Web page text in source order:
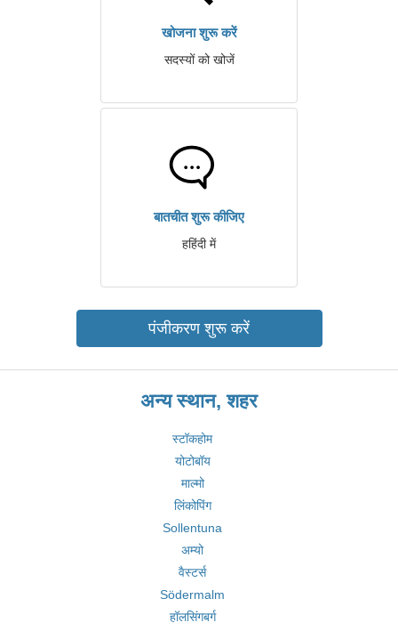
खोजना शुरू करें
सदस्यों को खोजें
बातचीत शुरू कीजिए
हहिंदी में
पंजीकरण शुरू करें
अन्य स्थान, शहर
स्टॉकहोम
योटोबॉय
माल्मो
लिंकोपिंग
Sollentuna
अम्यो
वैस्टर्स
Södermalm
हॉलसिंगबर्ग